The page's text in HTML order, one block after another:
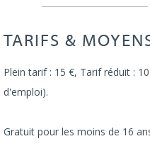
TARIFS &
Plein tarif : 15 €, Tarif réduit :
d'emploi).
Gratuit pour les moins de 16